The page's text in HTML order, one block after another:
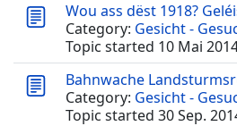
Wou ass dëst 1918?
Category: Gesicht -
Topic started 10 Mai
Bahnwache
Category: Gesicht -
Topic started 30 Sep.